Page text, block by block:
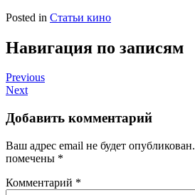
Posted in Статьи кино
Навигация по записям
Previous
Next
Добавить комментарий
Ваш адрес email не будет опубликован.
помечены *
Комментарий *